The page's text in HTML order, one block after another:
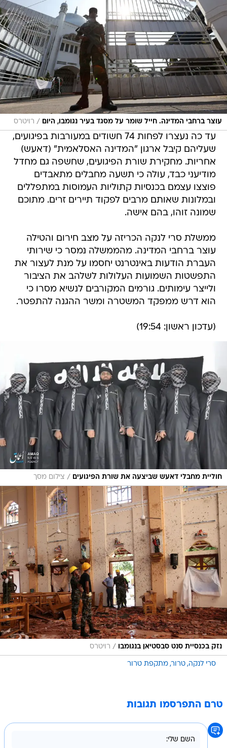
עוצר ברחבי המדינה. חייל שומר על מסגד בעיר נגומבו, היום / רויטרס
עד כה נעצרו לפחות 74 חשודים במעורבות בפיגועים,
שעליהם קיבל ארגון "המדינה האסלאמית" (דאעש)
אחריות. מחקירת שורת הפיגועים, שחשפה גם מחדל
מודיעני כבד, עולה כי תשעה מחבלים מתאבדים
פוצצו עצמם בכנסיות קתוליות העמוסות במתפללים
ובמלונות שאותם מרבים לפקוד תיירים זרים. מתוכם
שמונה זוהו, בהם אישה.
ממשלת סרי לנקה הכריזה על מצב חירום והטילה
עוצר ברחבי המדינה. מהממשלה נמסר כי שירותי
העברת הודעות באינטרנט יחסמו על מנת לעצור את
התפשטות השמועות העלולות לשלהב את הציבור
ולייצר עימותים. גורמים המקורבים לנשיא מסרו כי
הוא דרש ממפקד המשטרה ומשר ההגנה להתפטר.
(עדכון ראשון: 19:54)
חוליית מחבלי דאעש שביצעה את שורת הפיגועים / צילום מסך
נזק בכנסיית סנט סבסטיאן בנגומבו / רויטרס
סרי לנקה טרור מתקפת טרור
טרם התפרסמו תגובות